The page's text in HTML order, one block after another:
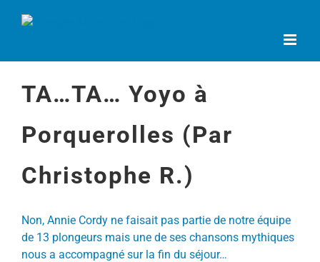
TA…TA… Yoyo à
Porquerolles (Par
Christophe R.)
Non, Annie Cordy ne faisait pas partie de notre équipe
de 13 plongeurs mais une de ses chansons mythiques
nous a accompagné sur la fin du séjour…